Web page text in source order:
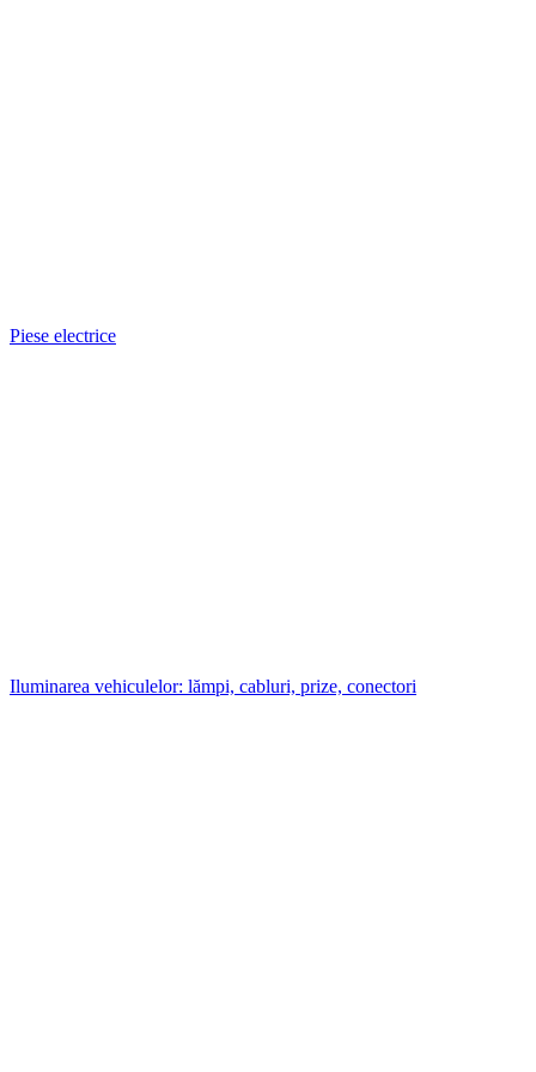
Piese electrice
Iluminarea vehiculelor: lămpi, cabluri, prize, conectori